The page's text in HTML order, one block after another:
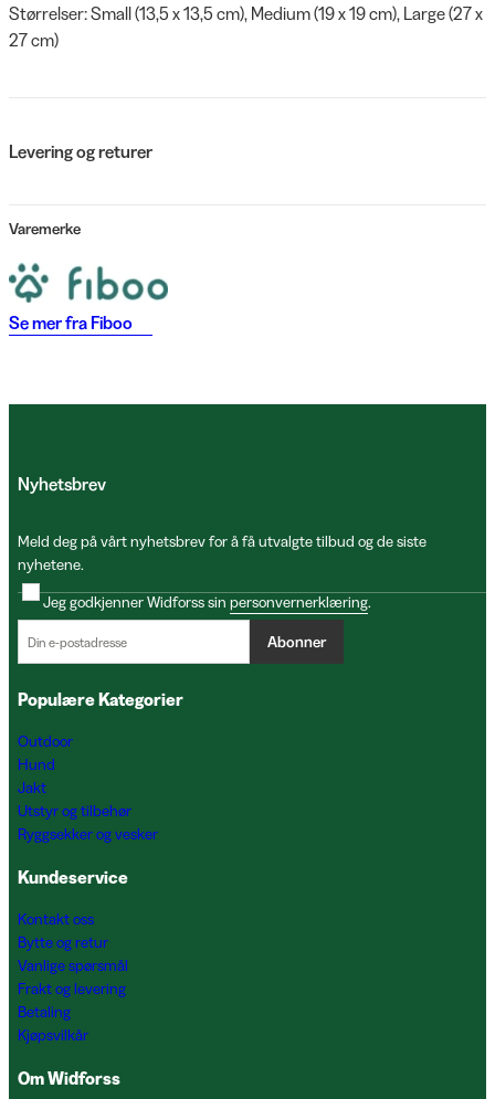
Størrelser: Small (13,5 x 13,5 cm), Medium (19 x 19 cm), Large (27 x
27 cm)
Levering og returer
Varemerke
Se mer fra Fiboo
Nyhetsbrev
Meld deg på vårt nyhetsbrev for å få utvalgte tilbud og de siste
nyhetene.
Jeg godkjenner Widforss sin personvernerklæring.
Abonner
Populære Kategorier
Outdoor
Hund
Jakt
Utstyr og tilbehør
Ryggsekker og vesker
Kundeservice
Kontakt oss
Bytte og retur
Vanlige spørsmål
Frakt og levering
Betaling
Kjøpsvilkår
Om Widforss